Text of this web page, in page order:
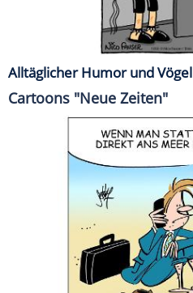
Alltäglicher Humor und Vögel
Cartoons "Neue Zeiten"